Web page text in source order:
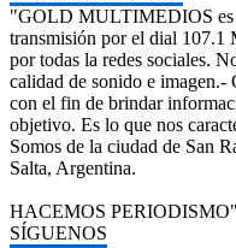
"GOLD MULTIMEDIOS es
transmisión por el dial
por todas la redes sociales.
calidad de sonido e
con el fin de brindar
objetivo. Es lo que nos
Somos de la ciudad de San
Salta, Argentina.
HACEMOS PERIODISMO"
SÍGUENOS